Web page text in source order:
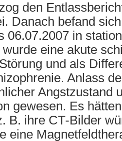
den
Danach befand
06.07.2007 in
eine akute
und als
Anlass
Angstzustand
gewesen. Es
B. ihre CT-Bilder
eine